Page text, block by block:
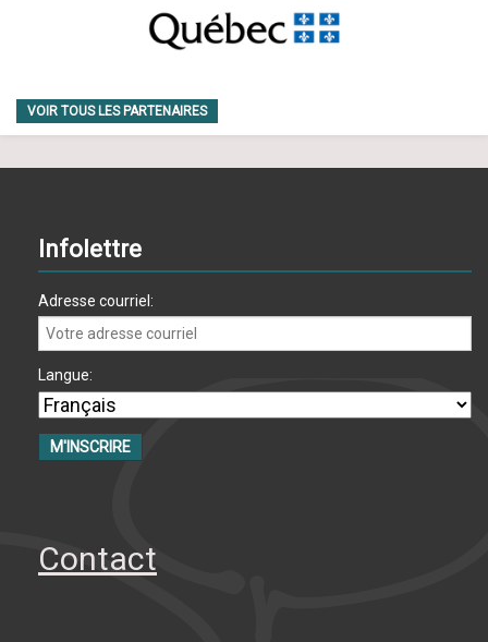
VOIR TOUS LES PARTENAIRES
Infolettre
Adresse courriel:
Langue:
Contact